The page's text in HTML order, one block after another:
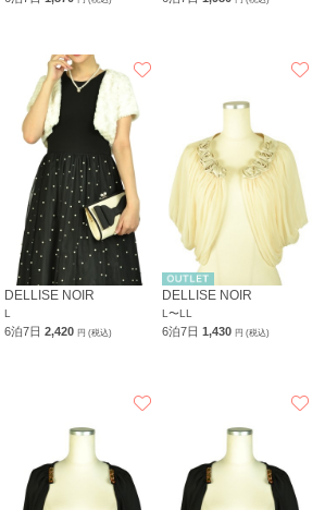
DELLISE NOIR
L
6泊7日2,420円 (税込)
DELLISE NOIR
L〜LL
6泊7日1,430円 (税込)